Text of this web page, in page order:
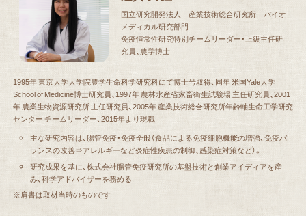
国立研究開発法人 産業技術総合研究所 バイオ
メディカル研究部門
免疫恒常性研究特別チームリーダー・上級主任研
究員、農学博士
1995年 東京大学大学院農学生命科学研究科にて博士号取得、同年 米国Yale大学
School of Medicine博士研究員、1997年 農林水産省家畜衛生試験場 主任研究員、2001
年 農業生物資源研究所 主任研究員、2005年 産業技術総合研究所年齢軸生命工学研究
センター チームリーダー、2015年より現職
主な研究内容は、腸管免疫・免疫全般（食品による免疫細胞機能の増強、免疫バ
ランスの改善⇒アレルギーなど炎症性疾患の制御、感染症対策など）。
研究成果を基に、株式会社腸管免疫研究所の基盤技術と創業アイディアを産
み、科学アドバイザーを務める
※肩書は取材当時のものです